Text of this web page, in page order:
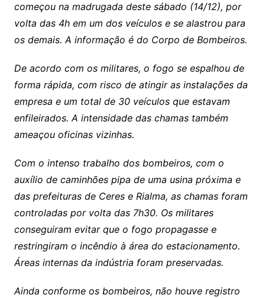
começou na madrugada deste sábado (14/12), por
volta das 4h em um dos veículos e se alastrou para
os demais. A informação é do Corpo de Bombeiros.
De acordo com os militares, o fogo se espalhou de
forma rápida, com risco de atingir as instalações da
empresa e um total de 30 veículos que estavam
enfileirados. A intensidade das chamas também
ameaçou oficinas vizinhas.
Com o intenso trabalho dos bombeiros, com o
auxílio de caminhões pipa de uma usina próxima e
das prefeituras de Ceres e Rialma, as chamas foram
controladas por volta das 7h30. Os militares
conseguiram evitar que o fogo propagasse e
restringiram o incêndio à área do estacionamento.
Áreas internas da indústria foram preservadas.
Ainda conforme os bombeiros, não houve registro